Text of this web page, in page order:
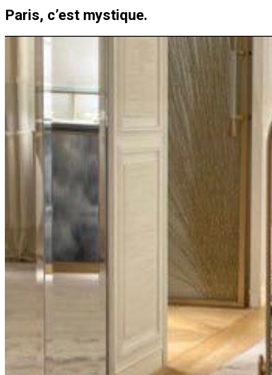
Paris, c’est mystique.